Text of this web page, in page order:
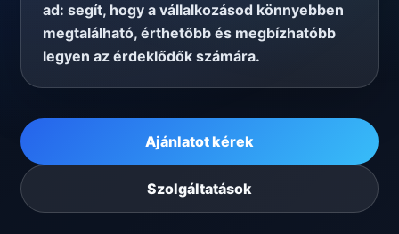
ad: segít, hogy a vállalkozásod könnyebben
megtalálható, érthetőbb és megbízhatóbb
legyen az érdeklődők számára.
Ajánlatot kérek
Szolgáltatások